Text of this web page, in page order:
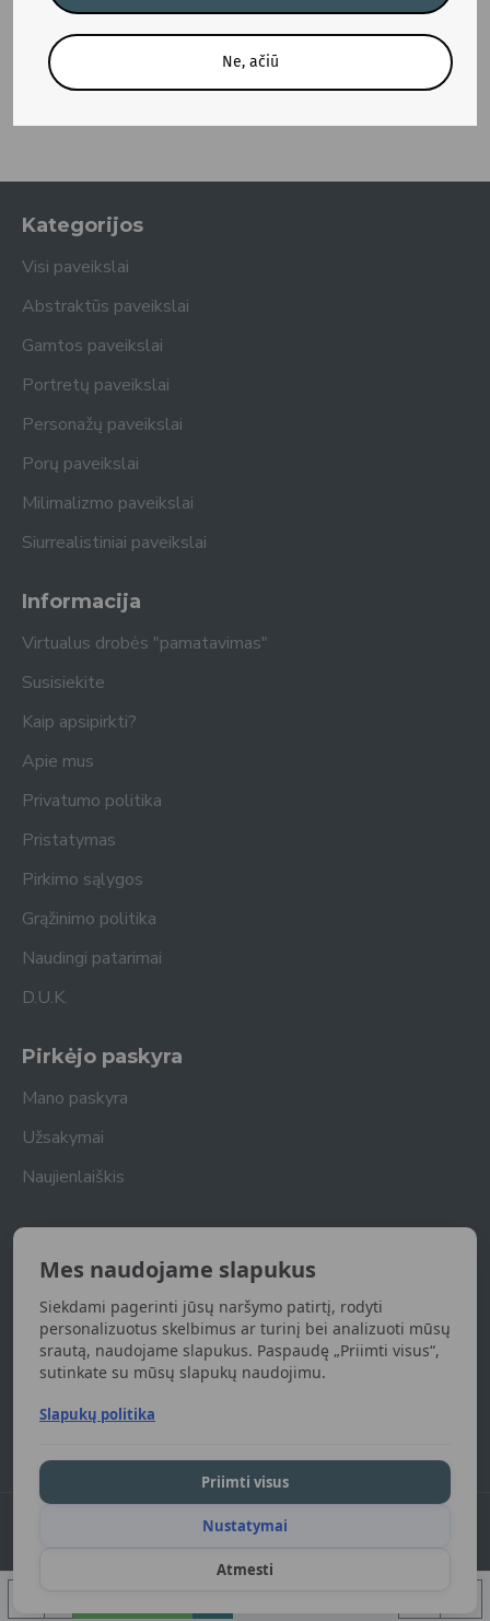
Mes naudojame slapukus
Siekdami pagerinti jūsų naršymo patirtį, rodyti
personalizuotus skelbimus ar turinį bei analizuoti mūsų
srautą, naudojame slapukus. Paspaudę „Priimti visus“,
sutinkate su mūsų slapukų naudojimu.
Slapukų politika
Atmesti
Nustatymai
Priimti visus
ATSILIEPIMAI
Kategorijos
Visi paveikslai
Abstraktūs paveikslai
Gamtos paveikslai
Portretų paveikslai
Personažų paveikslai
Porų paveikslai
Milimalizmo paveikslai
Siurrealistiniai paveikslai
Informacija
Virtualus drobės "pamatavimas"
Susisiekite
Kaip apsipirkti?
Apie mus
Privatumo politika
Pristatymas
Pirkimo sąlygos
Grąžinimo politika
Naudingi patarimai
D.U.K.
Pirkėjo paskyra
Mano paskyra
Užsakymai
Naujienlaiškis
Naujienlaiškis
Gaukite naujienas apie naujas prekes
UŽSISAKYTI
Susipažinau ir sutinku su Privatumo politika
DGart.lt 2024. Visos teisės saugomos.
Ne, ačiū